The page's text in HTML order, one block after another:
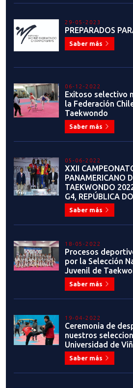
29-05-2023
PREPARADOS
Saber más
06-12-2022
Exitoso selectivo
la Federación
Taekwondo
Saber más
05-06-2022
XXII
PANAMERICANO
TAEKWONDO
G4, REPÚBLICA
Saber más
18-05-2022
Procesos
por la Selección
Juvenil de
Saber más
19-04-2022
Ceremonia de
nuestros
Universidad de
Saber más